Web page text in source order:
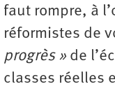
faut rompre, à
réformistes de
progrès » de
classes réelles